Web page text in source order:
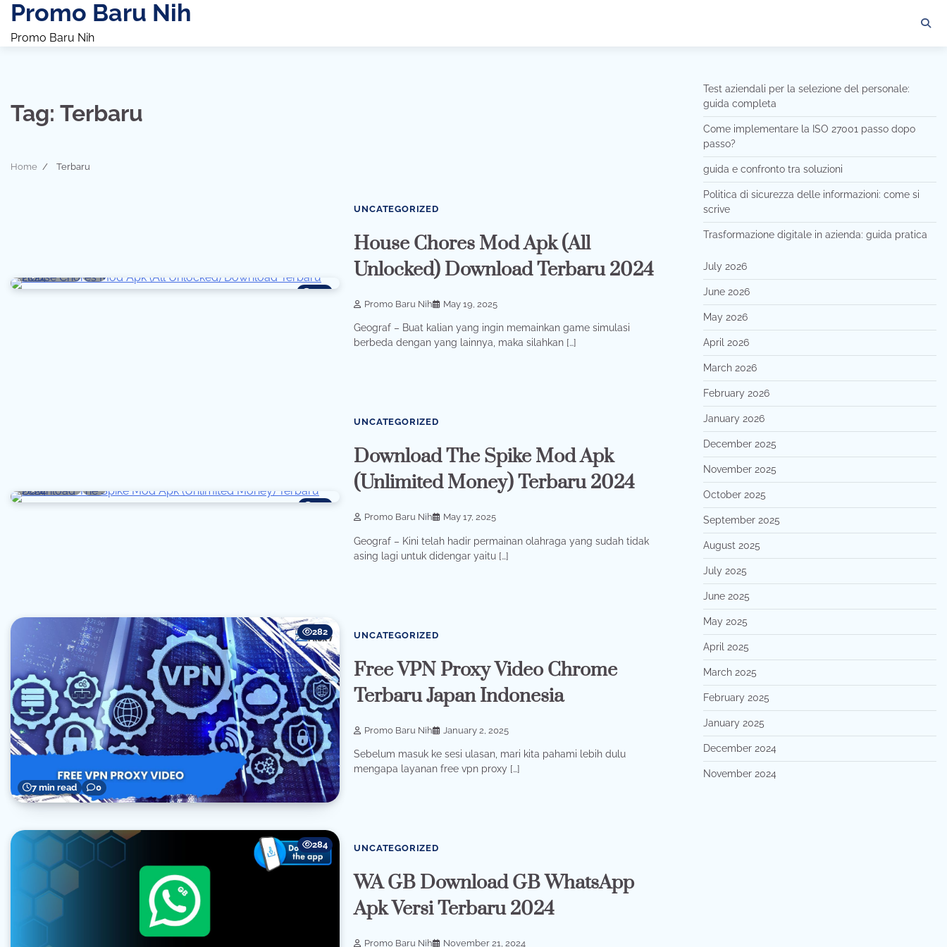
Skip
content
Promo Baru Nih
Promo Baru Nih
Tag: Terbaru
Home Terbaru
296
UNCATEGORIZED
House Chores Mod Apk (All
Unlocked) Download Terbaru 2024
Promo Baru Nih May 19, 2025
Geograf – Buat kalian yang ingin memainkan game simulasi
berbeda dengan yang lainnya, maka silahkan […]
357
UNCATEGORIZED
Download The Spike Mod Apk
(Unlimited Money) Terbaru 2024
Promo Baru Nih May 17, 2025
Geograf – Kini telah hadir permainan olahraga yang sudah tidak
asing lagi untuk didengar yaitu […]
7 min read 0
282 UNCATEGORIZED
Free VPN Proxy Video Chrome
Terbaru Japan Indonesia
Promo Baru Nih January 2, 2025
Sebelum masuk ke sesi ulasan, mari kita pahami lebih dulu
mengapa layanan free vpn proxy […]
284 UNCATEGORIZED
WA GB Download GB WhatsApp
Apk Versi Terbaru 2024
Promo Baru Nih November 21, 2024
Test aziendali per la selezione del personale:
guida completa
Come implementare la ISO 27001 passo dopo
passo?
guida e confronto tra soluzioni
Politica di sicurezza delle informazioni: come si
scrive
Trasformazione digitale in azienda: guida pratica
July 2026
June 2026
May 2026
April 2026
March 2026
February 2026
January 2026
December 2025
November 2025
October 2025
September 2025
August 2025
July 2025
June 2025
May 2025
April 2025
March 2025
February 2025
January 2025
December 2024
November 2024